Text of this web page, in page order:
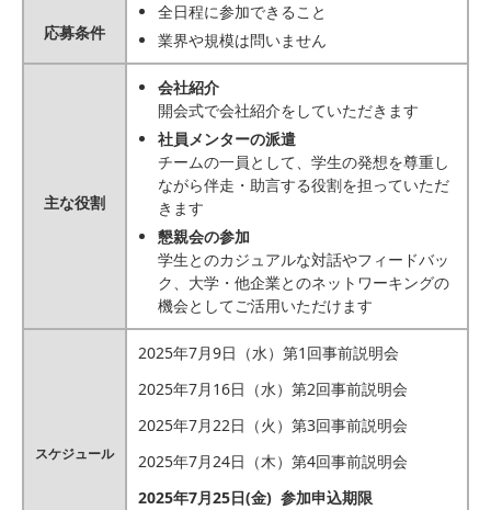
応募条件
全日程に参加できること
業界や規模は問いません
主な役割
会社紹介
開会式で会社紹介をしていただきます
社員メンターの派遣
チームの一員として、学生の発想を尊重し
ながら伴走・助言する役割を担っていただ
きます
懇親会の参加
学生とのカジュアルな対話やフィードバッ
ク、大学・他企業とのネットワーキングの
機会としてご活用いただけます
スケジュール
2025年7月9日（水）第1回事前説明会
2025年7月16日（水）第2回事前説明会
2025年7月22日（火）第3回事前説明会
2025年7月24日（木）第4回事前説明会
2025年7月25日(金) 参加申込期限